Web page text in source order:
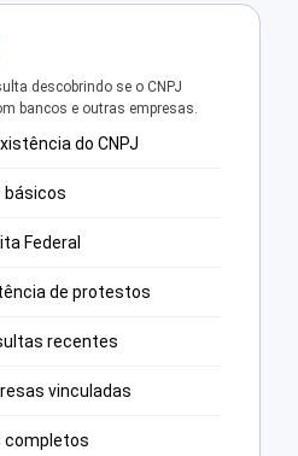
descobrindo se o CNPJ
bancos e outras empresas.
do CNPJ
básicos
Federal
de protestos
recentes
vinculadas
completos